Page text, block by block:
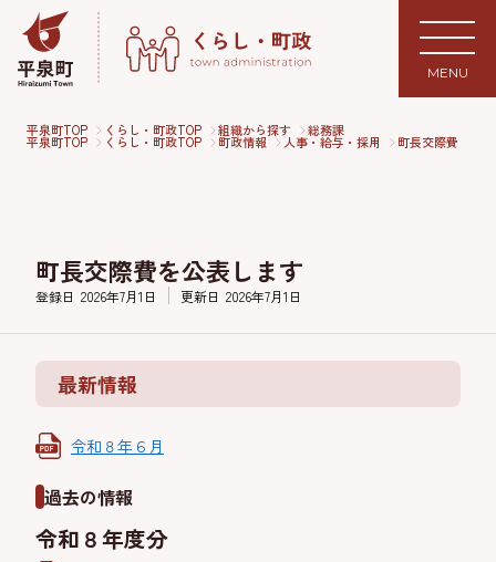
MENU
平泉町TOP くらし・町政TOP 組織から探す 総務課
平泉町TOP くらし・町政TOP 町政情報 人事・給与・採用 町長交際費
町長交際費を公表します
登録日 2026年7月1日 更新日 2026年7月1日
最新情報
令和８年６月
過去の情報
令和８年度分